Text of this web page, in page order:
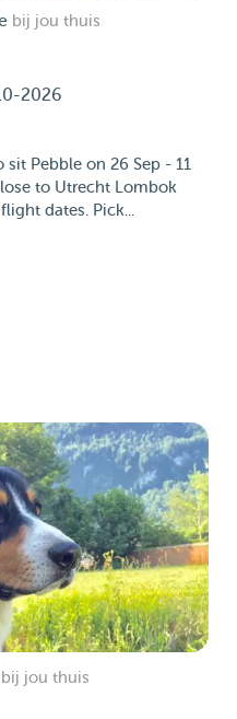
bij jou thuis
2026
Pebble on 26 Sep - 11
to Utrecht Lombok
dates. Pick...
bij jou thuis